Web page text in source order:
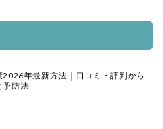
2026年最新方法｜口コミ・評判から
予防法